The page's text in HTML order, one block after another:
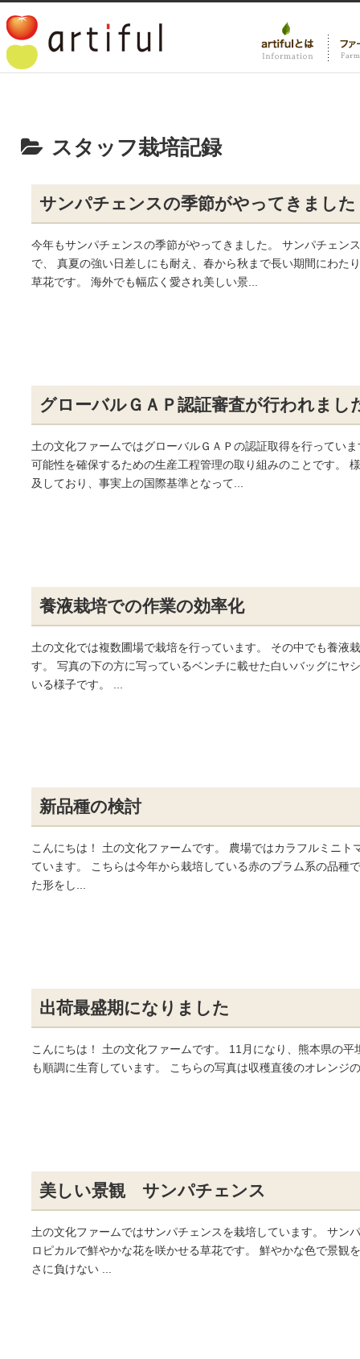
スタッフ栽培記録
サンパチェンスの季節がやってきました
今年もサンパチェンスの季節がやってきました。 サンパチェン
で、 真夏の強い日差しにも耐え、春から秋まで長い期間にわた
草花です。 海外でも幅広く愛され美しい景...
グローバルＧＡＰ認証審査が行われまし
土の文化ファームではグローバルＧＡＰの認証取得を行ってい
可能性を確保するための生産工程管理の取り組みのことです。
及しており、事実上の国際基準となって...
養液栽培での作業の効率化
土の文化では複数圃場で栽培を行っています。 その中でも養液
す。 写真の下の方に写っているベンチに載せた白いバッグにヤ
いる様子です。 ...
新品種の検討
こんにちは！ 土の文化ファームです。 農場ではカラフルミニ
ています。 こちらは今年から栽培している赤のプラム系の品種
た形をし...
出荷最盛期になりました
こんにちは！ 土の文化ファームです。 11月になり、熊本県の
も順調に生育しています。 こちらの写真は収穫直後のオレン
美しい景観 サンパチェンス
土の文化ファームではサンパチェンスを栽培しています。 サン
ロピカルで鮮やかな花を咲かせる草花です。 鮮やかな色で景
さに負けない ...